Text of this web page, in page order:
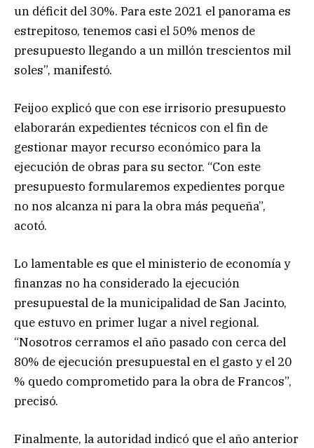
un déficit del 30%. Para este 2021 el panorama es
estrepitoso, tenemos casi el 50% menos de
presupuesto llegando a un millón trescientos mil
soles”, manifestó.
Feijoo explicó que con ese irrisorio presupuesto
elaborarán expedientes técnicos con el fin de
gestionar mayor recurso económico para la
ejecución de obras para su sector. “Con este
presupuesto formularemos expedientes porque
no nos alcanza ni para la obra más pequeña”,
acotó.
Lo lamentable es que el ministerio de economía y
finanzas no ha considerado la ejecución
presupuestal de la municipalidad de San Jacinto,
que estuvo en primer lugar a nivel regional.
“Nosotros cerramos el año pasado con cerca del
80% de ejecución presupuestal en el gasto y el 20
% quedo comprometido para la obra de Francos”,
precisó.
Finalmente, la autoridad indicó que el año anterior